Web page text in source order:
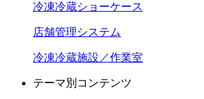
冷凍冷蔵ショーケース
店舗管理システム
冷凍冷蔵施設／作業室
テーマ別コンテンツ